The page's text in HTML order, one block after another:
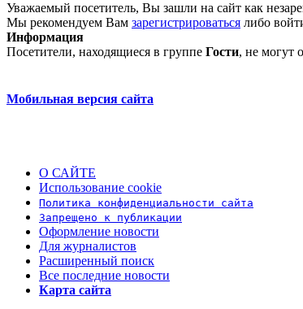
Уважаемый посетитель, Вы зашли на сайт как
Мы рекомендуем Вам зарегистрироваться либо
Информация
Посетители, находящиеся в группе Гости, не могут
Мобильная версия сайта
О САЙТЕ
Использование cookie
Политика конфиденциальности сайта
Запрещено к публикации
Оформление новости
Для журналистов
Расширенный поиск
Все последние новости
Карта сайта